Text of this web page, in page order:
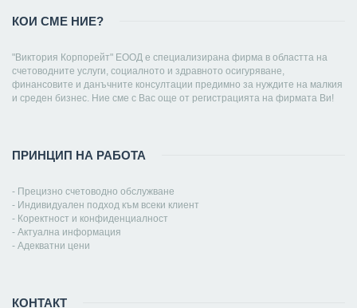
КОИ СМЕ НИЕ?
"Виктория Корпорейт" ЕООД е специализирана фирма в областта на
счетоводните услуги, социалното и здравното осигуряване,
финансовите и данъчните консултации предимно за нуждите на малкия
и среден бизнес. Ние сме с Вас още от регистрацията на фирмата Ви!
ПРИНЦИП НА РАБОТА
- Прецизно счетоводно обслужване
- Индивидуален подход към всеки клиент
- Коректност и конфиденциалност
- Актуална информация
- Адекватни цени
КОНТАКТ